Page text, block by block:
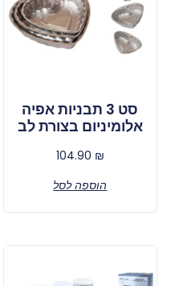
סט 3 תבניות אפיה
אלומיניום בצורת לב
104.90 ₪
הוספה לסל